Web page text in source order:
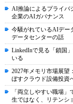
AI推論によるプライバ
企業のAIガバナンス
今騒がれているAIデ
データセンターの話
LinkedInで見る「鎖国
いる
2027年メモリ市場展望
ぼすクラウド設備投資
「両立しやすい職場
生ではなく、リテンシ